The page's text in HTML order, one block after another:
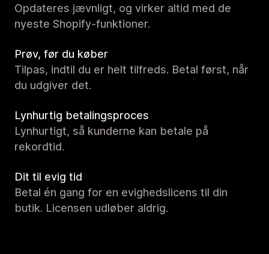
Opdateres jævnligt, og virker altid med de
nyeste Shopify-funktioner.
Prøv, før du køber
Tilpas, indtil du er helt tilfreds. Betal først, når
du udgiver det.
Lynhurtig betalingsproces
Lynhurtigt, så kunderne kan betale på
rekordtid.
Dit til evig tid
Betal én gang for en evighedslicens til din
butik. Licensen udløber aldrig.